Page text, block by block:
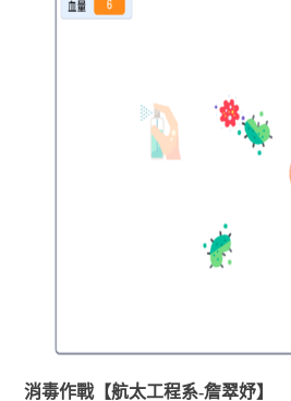
消毒作戰【航太工程系-詹翠妤】